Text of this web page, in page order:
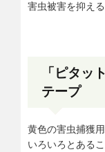
害虫被害を抑え
「ピタッ
テープ
黄色の害虫捕獲
いろいろとある